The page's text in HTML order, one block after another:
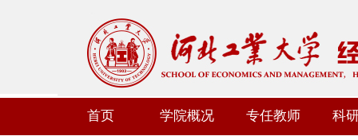
首页 学院概况 专任教师 科